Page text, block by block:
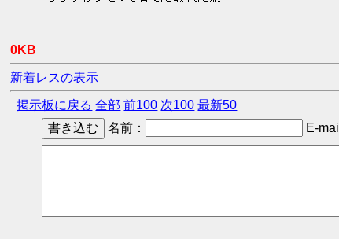
0KB
新着レスの表示
掲示板に戻る 全部 前100 次100 最新50
名前：
E-mail